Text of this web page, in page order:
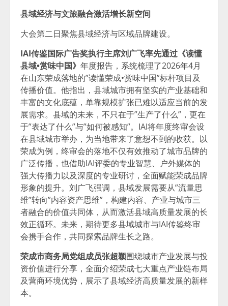
县域经济与文旅融合激活增长新空间
大会第二日聚焦县域经济与区域品牌建设。
IAI传鉴国际广告奖执行主席刘广飞率先通过《读懂
县域•赏味中国》 年度报告，系统梳理了2026年4月
在山东荣成落地的”读懂荣成•赏味中国”标杆项目及
传播价值。他指出，县域城市拥有坚实的产业基础和
丰富的文化底蕴，单靠规模扩张已难以适应当前的发
展需求。县域的未来，不只在于”生产了什么”，更在
于”表达了什么”与”如何被感知”。IAI将年度终审会设
在县域城市举办，为当地带来了意想不到的收获。以
荣成为例，终审会的落地不仅有效推动了城市品牌的
广泛传播，也借助IAI评委的专业智慧、户外媒体的
强大传播力以及深度的专业研讨，全面赋能荣成品牌
形象的提升。刘广飞强调，县域发展需要从”流量思
维”转向”内容资产思维”，构建内容、产业与城市三
者融合的价值共同体，从而激活县域高质量发展的长
效正循环。未来，期待更多县域城市与IAI传鉴终审
会携手合作，共同探索品牌生长之路。
荣成市商务局党组成员张超颖围绕城市产业发展与投
资价值进行分享，全面介绍荣成七大重点产业链布局
及营商环境优势，展示了县域经济高质量发展的新样
本。